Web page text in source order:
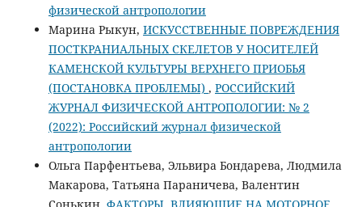
физической антропологии
Марина Рыкун, ИСКУССТВЕННЫЕ ПОВРЕЖДЕНИЯ
ПОСТКРАНИАЛЬНЫХ СКЕЛЕТОВ У НОСИТЕЛЕЙ
КАМЕНСКОЙ КУЛЬТУРЫ ВЕРХНЕГО ПРИОБЬЯ
(ПОСТАНОВКА ПРОБЛЕМЫ) , РОССИЙСКИЙ
ЖУРНАЛ ФИЗИЧЕСКОЙ АНТРОПОЛОГИИ: № 2
(2022): Российский журнал физической
антропологии
Ольга Парфентьева, Эльвира Бондарева, Людмила
Макарова, Татьяна Параничева, Валентин